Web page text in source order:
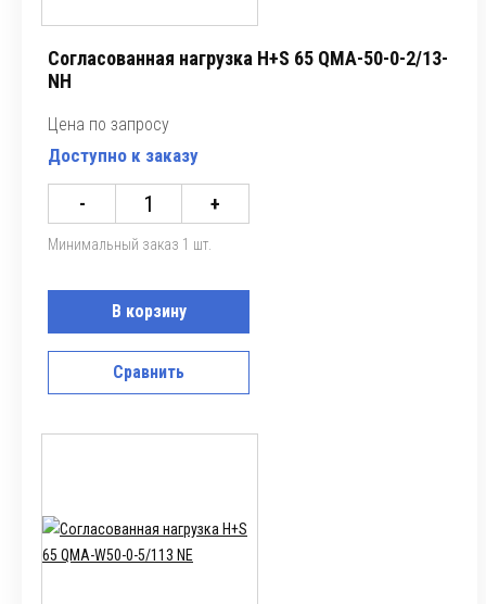
Согласованная нагрузка H+S 65 QMA-50-0-2/13-
NH
Цена по запросу
Доступно к заказу
- +
Минимальный заказ 1 шт.
В корзину
Сравнить